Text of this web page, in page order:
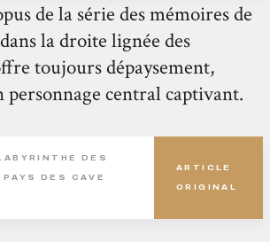
de la série des mémoires de
la droite lignée des
toujours dépaysement,
personnage central captivant.
DES
DES CAVE
ARTICLE
ORIGINAL